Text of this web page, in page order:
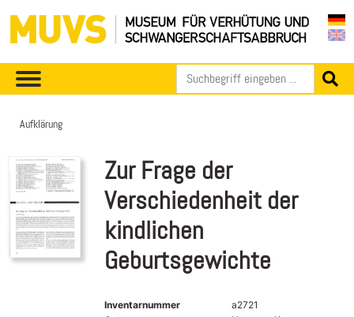
Aufklärung
Zur Frage der
Verschiedenheit der
kindlichen
Geburtsgewichte
Inventarnummer
a2721